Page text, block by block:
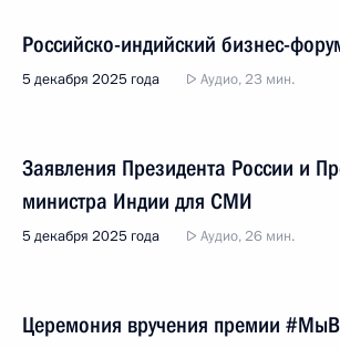
Российско-индийский бизнес-
5 декабря 2025 года Аудио, 23 мин.
Заявления Президента России и
министра Индии для СМИ
5 декабря 2025 года Аудио, 26 мин.
Церемония вручения премии